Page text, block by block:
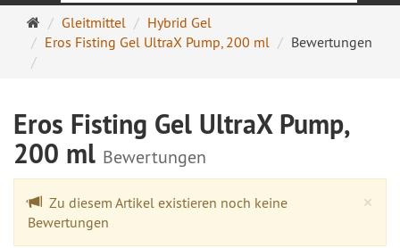
Startseite
Gleitmittel
Hybrid Gel
Eros Fisting Gel UltraX Pump, 200 ml
Bewertungen
Eros Fisting Gel UltraX Pump,
200 ml Bewertungen
×
Zu diesem Artikel existieren noch keine
Bewertungen